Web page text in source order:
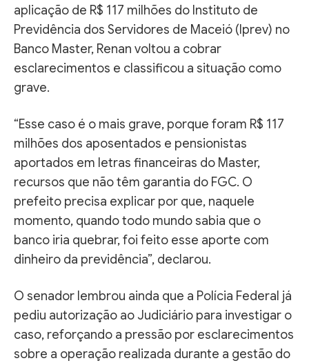
aplicação de R$ 117 milhões do Instituto de
Previdência dos Servidores de Maceió (Iprev) no
Banco Master, Renan voltou a cobrar
esclarecimentos e classificou a situação como
grave.
“Esse caso é o mais grave, porque foram R$ 117
milhões dos aposentados e pensionistas
aportados em letras financeiras do Master,
recursos que não têm garantia do FGC. O
prefeito precisa explicar por que, naquele
momento, quando todo mundo sabia que o
banco iria quebrar, foi feito esse aporte com
dinheiro da previdência”, declarou.
O senador lembrou ainda que a Polícia Federal já
pediu autorização ao Judiciário para investigar o
caso, reforçando a pressão por esclarecimentos
sobre a operação realizada durante a gestão do